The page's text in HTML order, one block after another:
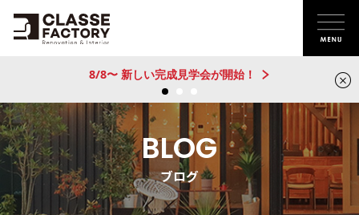
新建売物件 販売開始！@城陽
BLOG
ブログ